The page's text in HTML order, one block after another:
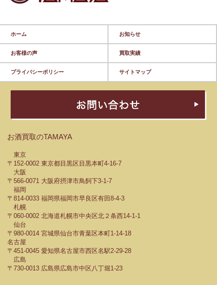
ホーム お知らせ
お客様の声 買取実績
プライバシーポリシー サイトマップ
お酒買取のTAMAYA
東京
〒152-0002 東京都目黒区目黒本町4-16-7
大阪
〒566-0071 大阪府摂津市鳥飼下3-1-7
福岡
〒814-0033 福岡県福岡市早良区有田8-4-3
札幌
〒060-0002 北海道札幌市中央区北２条西14-1-1
仙台
〒980-0014 宮城県仙台市青葉区本町1-14-18
名古屋
〒451-0045 愛知県名古屋市西区名駅2-29-28
広島
〒730-0013 広島県広島市中区八丁堀1-23